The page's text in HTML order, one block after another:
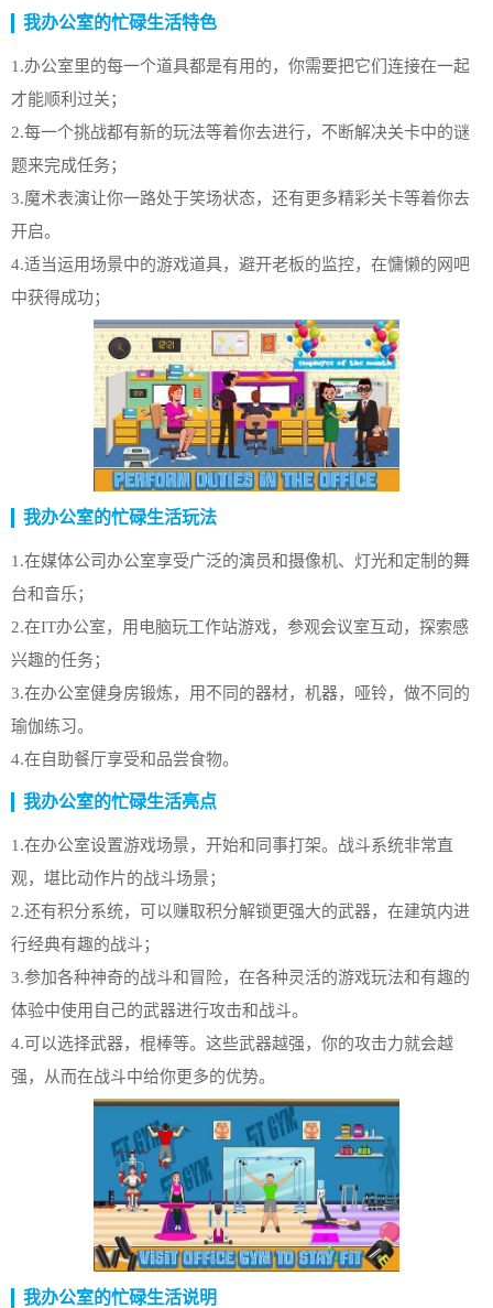
我办公室的忙碌生活特色
1.办公室里的每一个道具都是有用的，你需要把它们连接在一起
才能顺利过关；
2.每一个挑战都有新的玩法等着你去进行，不断解决关卡中的谜
题来完成任务；
3.魔术表演让你一路处于笑场状态，还有更多精彩关卡等着你去
开启。
4.适当运用场景中的游戏道具，避开老板的监控，在慵懒的网吧
中获得成功；
我办公室的忙碌生活玩法
1.在媒体公司办公室享受广泛的演员和摄像机、灯光和定制的舞
台和音乐；
2.在IT办公室，用电脑玩工作站游戏，参观会议室互动，探索感
兴趣的任务；
3.在办公室健身房锻炼，用不同的器材，机器，哑铃，做不同的
瑜伽练习。
4.在自助餐厅享受和品尝食物。
我办公室的忙碌生活亮点
1.在办公室设置游戏场景，开始和同事打架。战斗系统非常直
观，堪比动作片的战斗场景；
2.还有积分系统，可以赚取积分解锁更强大的武器，在建筑内进
行经典有趣的战斗；
3.参加各种神奇的战斗和冒险，在各种灵活的游戏玩法和有趣的
体验中使用自己的武器进行攻击和战斗。
4.可以选择武器，棍棒等。这些武器越强，你的攻击力就会越
强，从而在战斗中给你更多的优势。
我办公室的忙碌生活说明